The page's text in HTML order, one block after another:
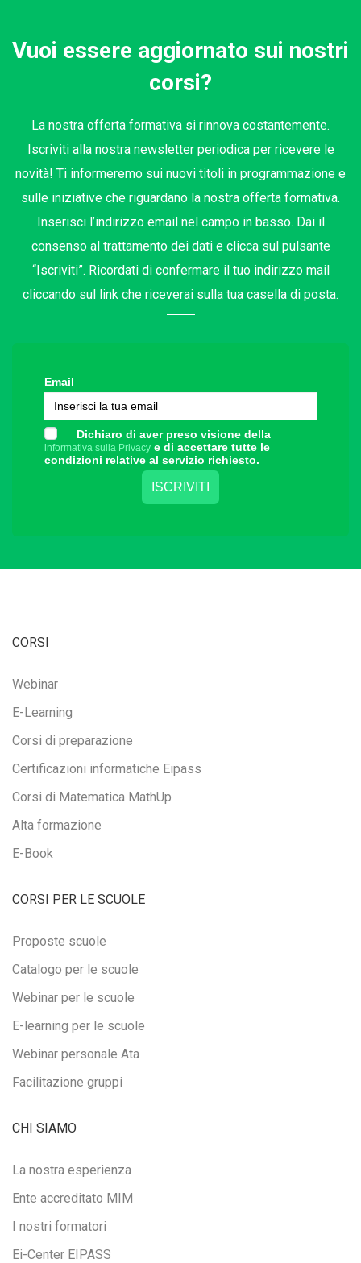
Vuoi essere aggiornato sui nostri
corsi?
La nostra offerta formativa si rinnova costantemente.
Iscriviti alla nostra newsletter periodica per ricevere le
novità! Ti informeremo sui nuovi titoli in programmazione e
sulle iniziative che riguardano la nostra offerta formativa.
Inserisci l’indirizzo email nel campo in basso. Dai il
consenso al trattamento dei dati e clicca sul pulsante
“Iscriviti”. Ricordati di confermare il tuo indirizzo mail
cliccando sul link che riceverai sulla tua casella di posta.
Email
Dichiaro di aver preso visione della
informativa sulla Privacy e di accettare tutte le
condizioni relative al servizio richiesto.
CORSI
Webinar
E-Learning
Corsi di preparazione
Certificazioni informatiche Eipass
Corsi di Matematica MathUp
Alta formazione
E-Book
CORSI PER LE SCUOLE
Proposte scuole
Catalogo per le scuole
Webinar per le scuole
E-learning per le scuole
Webinar personale Ata
Facilitazione gruppi
CHI SIAMO
La nostra esperienza
Ente accreditato MIM
I nostri formatori
Ei-Center EIPASS